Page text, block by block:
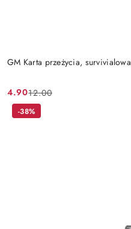
GM Karta przeżycia, survivialowa
Cena
promocyjna:
4.90
Cena
przed
12.00
-38%